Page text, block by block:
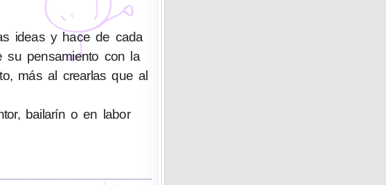
ideas y hace de cada
su pensamiento con la
más al crearlas que al
bailarín o en labor